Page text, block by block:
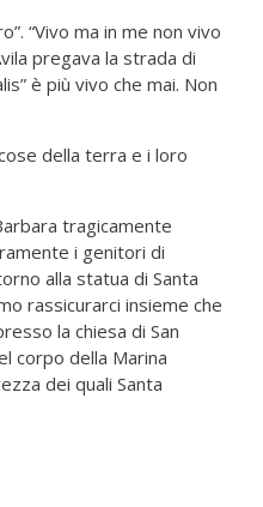
“Vivo ma in me non vivo
pregava la strada di
è più vivo che mai. Non
della terra e i loro
tragicamente
i genitori di
alla statua di Santa
rassicurarci insieme che
la chiesa di San
corpo della Marina
dei quali Santa